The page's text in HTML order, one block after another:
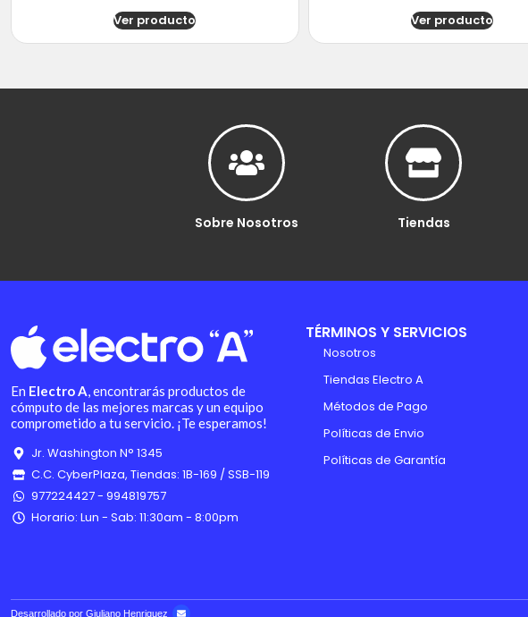
Ver producto Ver producto
Sobre Nosotros Tiendas
En Electro A, encontrarás productos de
cómputo de las mejores marcas y un equipo
comprometido a tu servicio. ¡Te esperamos!
Jr. Washington N° 1345
C.C. CyberPlaza, Tiendas: 1B-169 / SSB-119
977224427 - 994819757
Horario: Lun - Sab: 11:30am - 8:00pm
TÉRMINOS Y SERVICIOS
Nosotros
Tiendas Electro A
Métodos de Pago
Políticas de Envio
Políticas de Garantía
Desarrollado por Giuliano Henriquez